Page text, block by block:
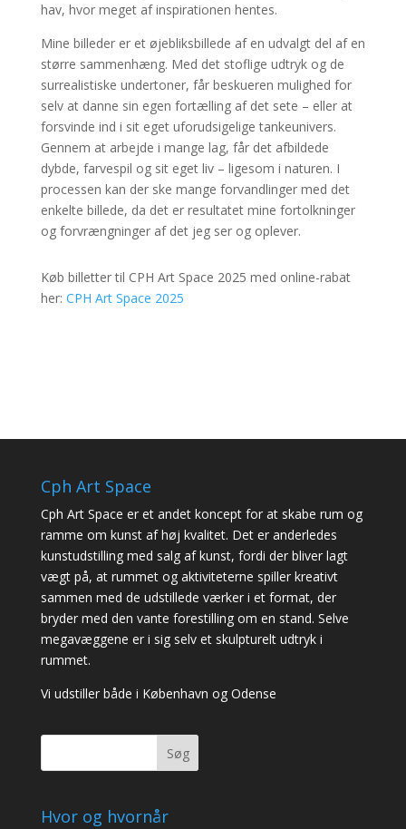
hav, hvor meget af inspirationen hentes.
Mine billeder er et øjebliksbillede af en udvalgt del af en
større sammenhæng. Med det stoflige udtryk og de
surrealistiske undertoner, får beskueren mulighed for
selv at danne sin egen fortælling af det sete – eller at
forsvinde ind i sit eget uforudsigelige tankeunivers.
Gennem at arbejde i mange lag, får det afbildede
dybde, farvespil og sit eget liv – ligesom i naturen. I
processen kan der ske mange forvandlinger med det
enkelte billede, da det er resultatet mine fortolkninger
og forvrængninger af det jeg ser og oplever.
Køb billetter til CPH Art Space 2025 med online-rabat
her: CPH Art Space 2025
Cph Art Space
Cph Art Space er et andet koncept for at skabe rum og
ramme om kunst af høj kvalitet. Det er anderledes
kunstudstilling med salg af kunst, fordi der bliver lagt
vægt på, at rummet og aktiviteterne spiller kreativt
sammen med de udstillede værker i et format, der
bryder med den vante forestilling om en stand. Selve
megavæggene er i sig selv et skulpturelt udtryk i
rummet.
Vi udstiller både i København og Odense
Søg
Hvor og hvornår